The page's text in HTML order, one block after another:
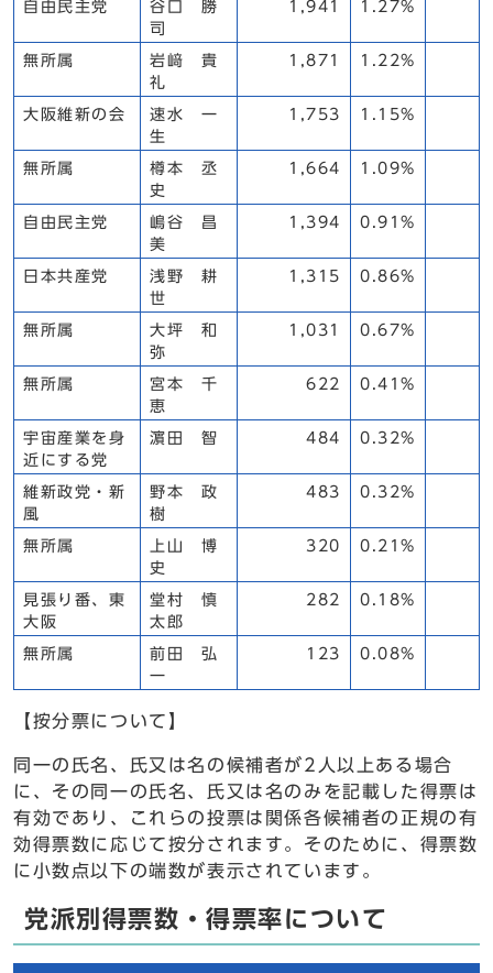
自由民主党
谷口 勝
司
1,941 1.27%
無所属
岩﨑 貴
礼
1,871 1.22%
大阪維新の会
速水 一
生
1,753 1.15%
無所属
樽本 丞
史
1,664 1.09%
自由民主党
嶋谷 昌
美
1,394 0.91%
日本共産党
浅野 耕
世
1,315 0.86%
無所属
大坪 和
弥
1,031 0.67%
無所属
宮本 千
恵
622 0.41%
宇宙産業を身
近にする党
濵田 智 484 0.32%
維新政党・新
風
野本 政
樹
483 0.32%
無所属
上山 博
史
320 0.21%
見張り番、東
大阪
堂村 慎
太郎
282 0.18%
無所属
前田 弘
一
123 0.08%
【按分票について】
同一の氏名、氏又は名の候補者が2人以上ある場合
に、その同一の氏名、氏又は名のみを記載した得票は
有効であり、これらの投票は関係各候補者の正規の有
効得票数に応じて按分されます。そのために、得票数
に小数点以下の端数が表示されています。
党派別得票数・得票率について